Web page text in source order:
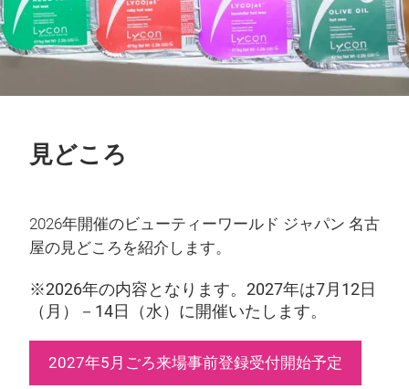
見どころ
2026年開催のビューティーワールド ジャパン 名古
屋の見どころを紹介します。
※2026年の内容となります。2027年は7月12日
（月）－14日（水）に開催いたします。
2027年5月ごろ来場事前登録受付開始予定